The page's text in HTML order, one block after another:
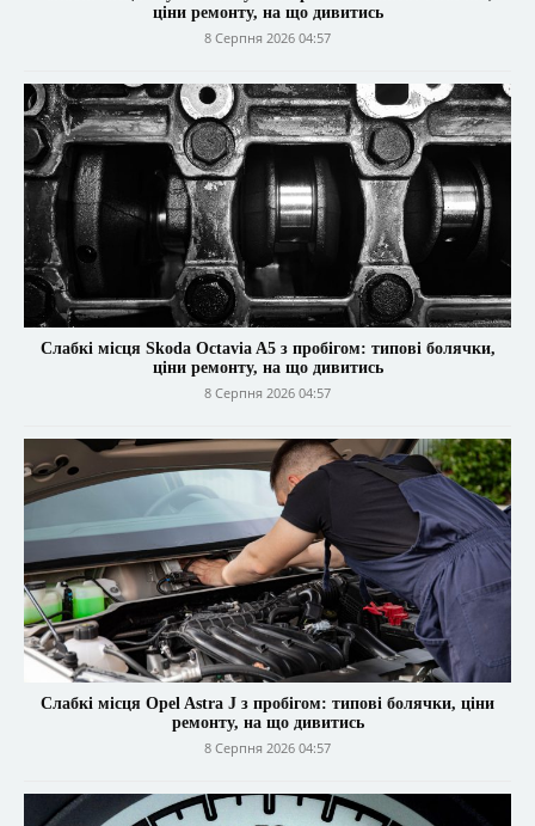
ціни ремонту, на що дивитись
8 Серпня 2026 04:57
Слабкі місця Skoda Octavia A5 з пробігом: типові болячки,
ціни ремонту, на що дивитись
8 Серпня 2026 04:57
Слабкі місця Opel Astra J з пробігом: типові болячки, ціни
ремонту, на що дивитись
8 Серпня 2026 04:57